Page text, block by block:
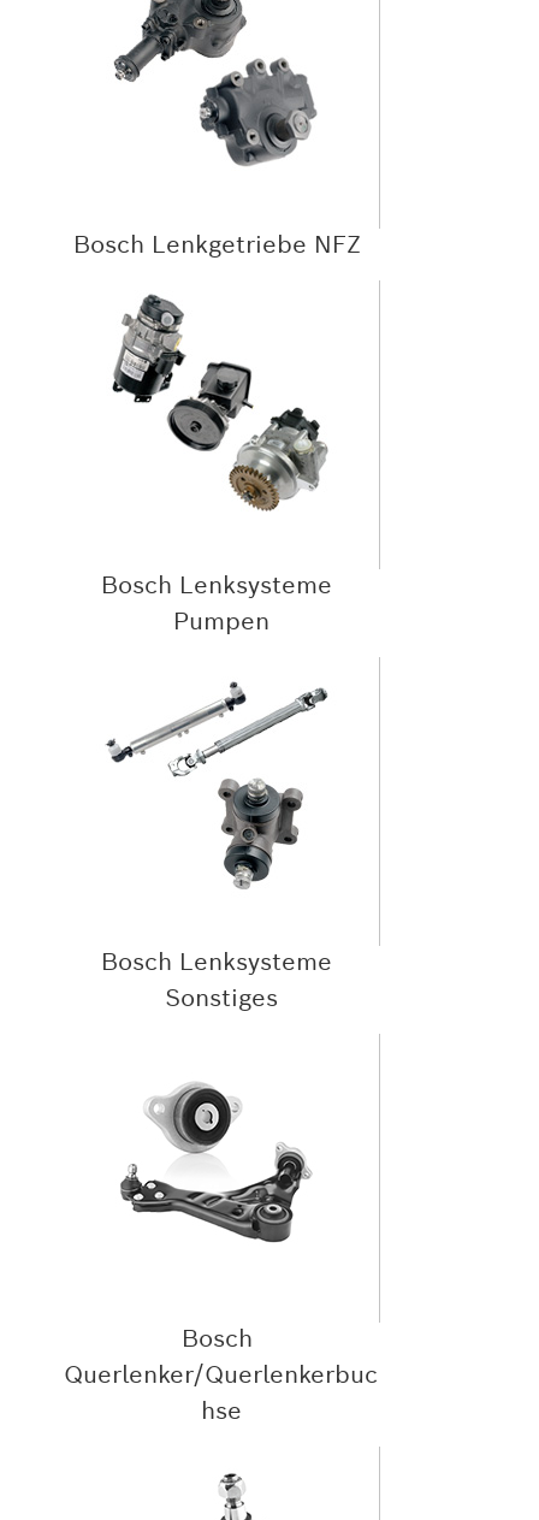
Bosch Lenkgetriebe NFZ
Bosch Lenksysteme
Pumpen
Bosch Lenksysteme
Sonstiges
Bosch
Querlenker/Querlenkerbuc
hse